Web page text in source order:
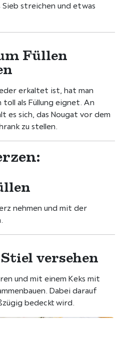
streichen und etwas
Füllen
erkaltet ist, hat man
toll als Füllung eignet. An
es sich, das Nougat vor dem
zu stellen.
nehmen und mit der
versehen
und mit einem Keks mit
Dabei darauf
bedeckt wird.